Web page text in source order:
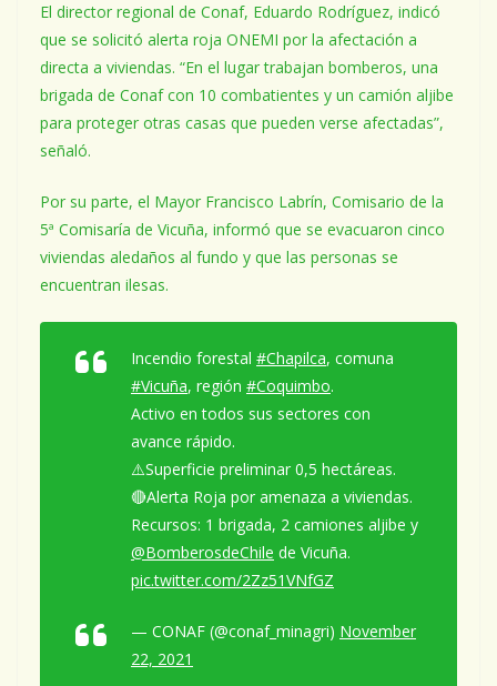
El director regional de Conaf, Eduardo Rodríguez, indicó
que se solicitó alerta roja ONEMI por la afectación a
directa a viviendas. “En el lugar trabajan bomberos, una
brigada de Conaf con 10 combatientes y un camión aljibe
para proteger otras casas que pueden verse afectadas”,
señaló.
Por su parte, el Mayor Francisco Labrín, Comisario de la
5ª Comisaría de Vicuña, informó que se evacuaron cinco
viviendas aledaños al fundo y que las personas se
encuentran ilesas.
Incendio forestal #Chapilca, comuna
#Vicuña, región #Coquimbo.
Activo en todos sus sectores con
avance rápido.
⚠️Superficie preliminar 0,5 hectáreas.
🔴Alerta Roja por amenaza a viviendas.
Recursos: 1 brigada, 2 camiones aljibe y
@BomberosdeChile de Vicuña.
pic.twitter.com/2Zz51VNfGZ
— CONAF (@conaf_minagri) November
22, 2021